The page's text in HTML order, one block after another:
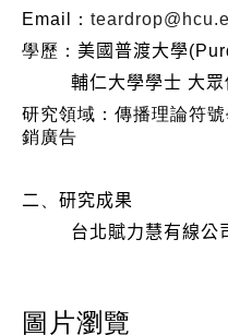
Email：
學歷： 美國普渡大學
輔仁大學學士 大
研究領域：傳播理論符
銷廣告
二
研究成果
台北賦力慧有線
圖片瀏覽